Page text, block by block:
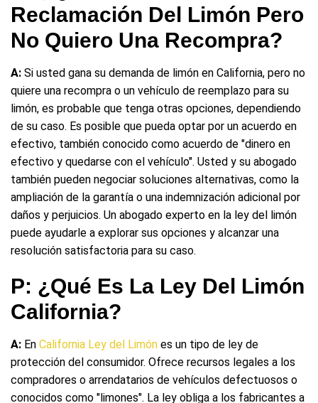
Reclamación Del Limón Pero
No Quiero Una Recompra?
A: Si usted gana su demanda de limón en California, pero no
quiere una recompra o un vehículo de reemplazo para su
limón, es probable que tenga otras opciones, dependiendo
de su caso. Es posible que pueda optar por un acuerdo en
efectivo, también conocido como acuerdo de "dinero en
efectivo y quedarse con el vehículo". Usted y su abogado
también pueden negociar soluciones alternativas, como la
ampliación de la garantía o una indemnización adicional por
daños y perjuicios. Un abogado experto en la ley del limón
puede ayudarle a explorar sus opciones y alcanzar una
resolución satisfactoria para su caso.
P: ¿Qué Es La Ley Del Limón
California?
A: En California Ley del Limón es un tipo de ley de
protección del consumidor. Ofrece recursos legales a los
compradores o arrendatarios de vehículos defectuosos o
conocidos como "limones". La ley obliga a los fabricantes a